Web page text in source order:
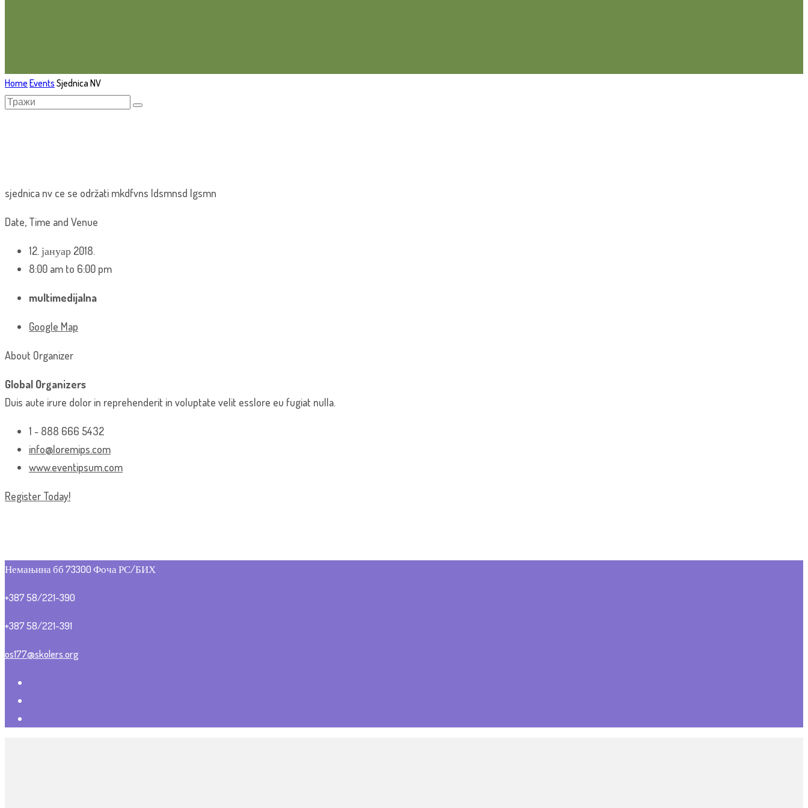
Home Events Sjednica NV
sjednica nv ce se održati mkdfvns ldsmnsd lgsmn
Date, Time and Venue
12. јануар 2018.
8:00 am to 6:00 pm
multimedijalna
Google Map
About Organizer
Global Organizers
Duis aute irure dolor in reprehenderit in voluptate velit esslore eu fugiat nulla.
1 - 888 666 5432
info@loremips.com
www.eventipsum.com
Register Today!
Немањина бб 73300 Фоча РС/БИХ
+387 58/221-390
+387 58/221-391
os177@skolers.org